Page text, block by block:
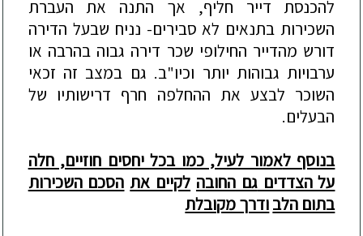
להכנסת דייר חליף, אך התנה את העברת
השכירות בתנאים לא סבירים- נניח שבעל הדירה
דורש מהדייר החילופי שכר דירה גבוה בהרבה או
ערבויות גבוהות יותר וכיו"ב. גם במצב זה זכאי
השוכר לבצע את ההחלפה חרף דרישותיו של
הבעלים.
בנוסף לאמור לעיל, כמו בכל יחסים חוזיים, חלה
על הצדדיםגםהחובה לקיים את הסכם השכירות
בתום הלבודרך מקובלת